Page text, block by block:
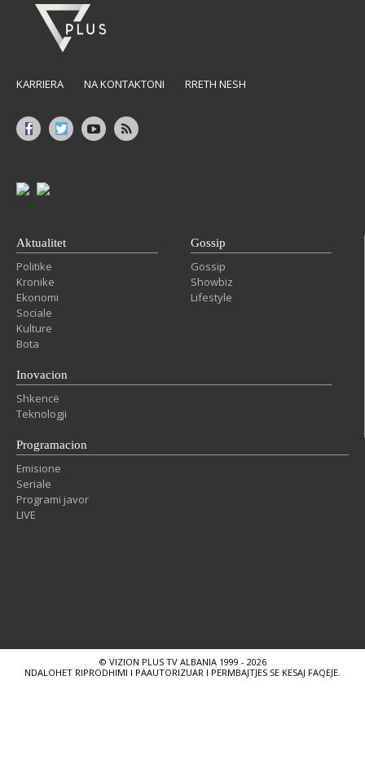
KARRIERA NA KONTAKTONI RRETH NESH
Aktualitet
Politike
Kronike
Ekonomi
Sociale
Kulture
Bota
Gossip
Gossip
Showbiz
Lifestyle
Inovacion
Shkencë
Teknologji
Programacion
Emisione
Seriale
Programi javor
LIVE
© VIZION PLUS TV ALBANIA 1999 - 2026
NDALOHET RIPRODHIMI I PAAUTORIZUAR I PERMBAJTJES SE KESAJ FAQEJE.